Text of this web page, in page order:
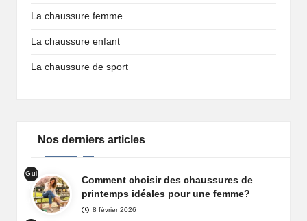
La chaussure femme
La chaussure enfant
La chaussure de sport
Nos derniers articles
Gui
de
cha
Comment choisir des chaussures de
printemps idéales pour une femme?
8 février 2026